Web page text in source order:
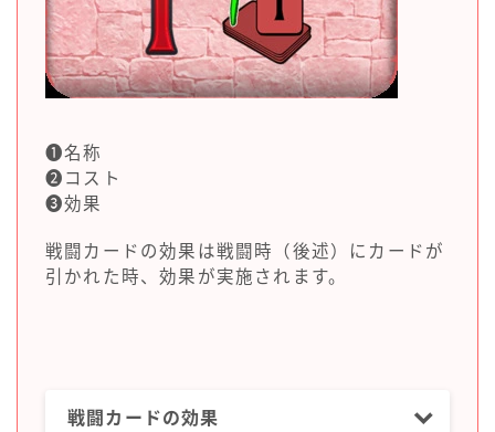
❶名称
❷コスト
❸効果
戦闘カードの効果は戦闘時（後述）にカードが
引かれた時、効果が実施されます。
戦闘カードの効果